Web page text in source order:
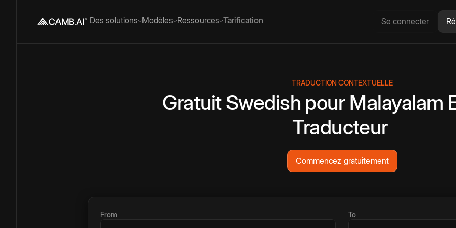
Des solutions Modèles Ressources Tarification Se connecter
TRADUCTION CONTEXTUELLE
GratuitSwedish pour Malayalam
Traducteur
Commencez gratuitement
From To